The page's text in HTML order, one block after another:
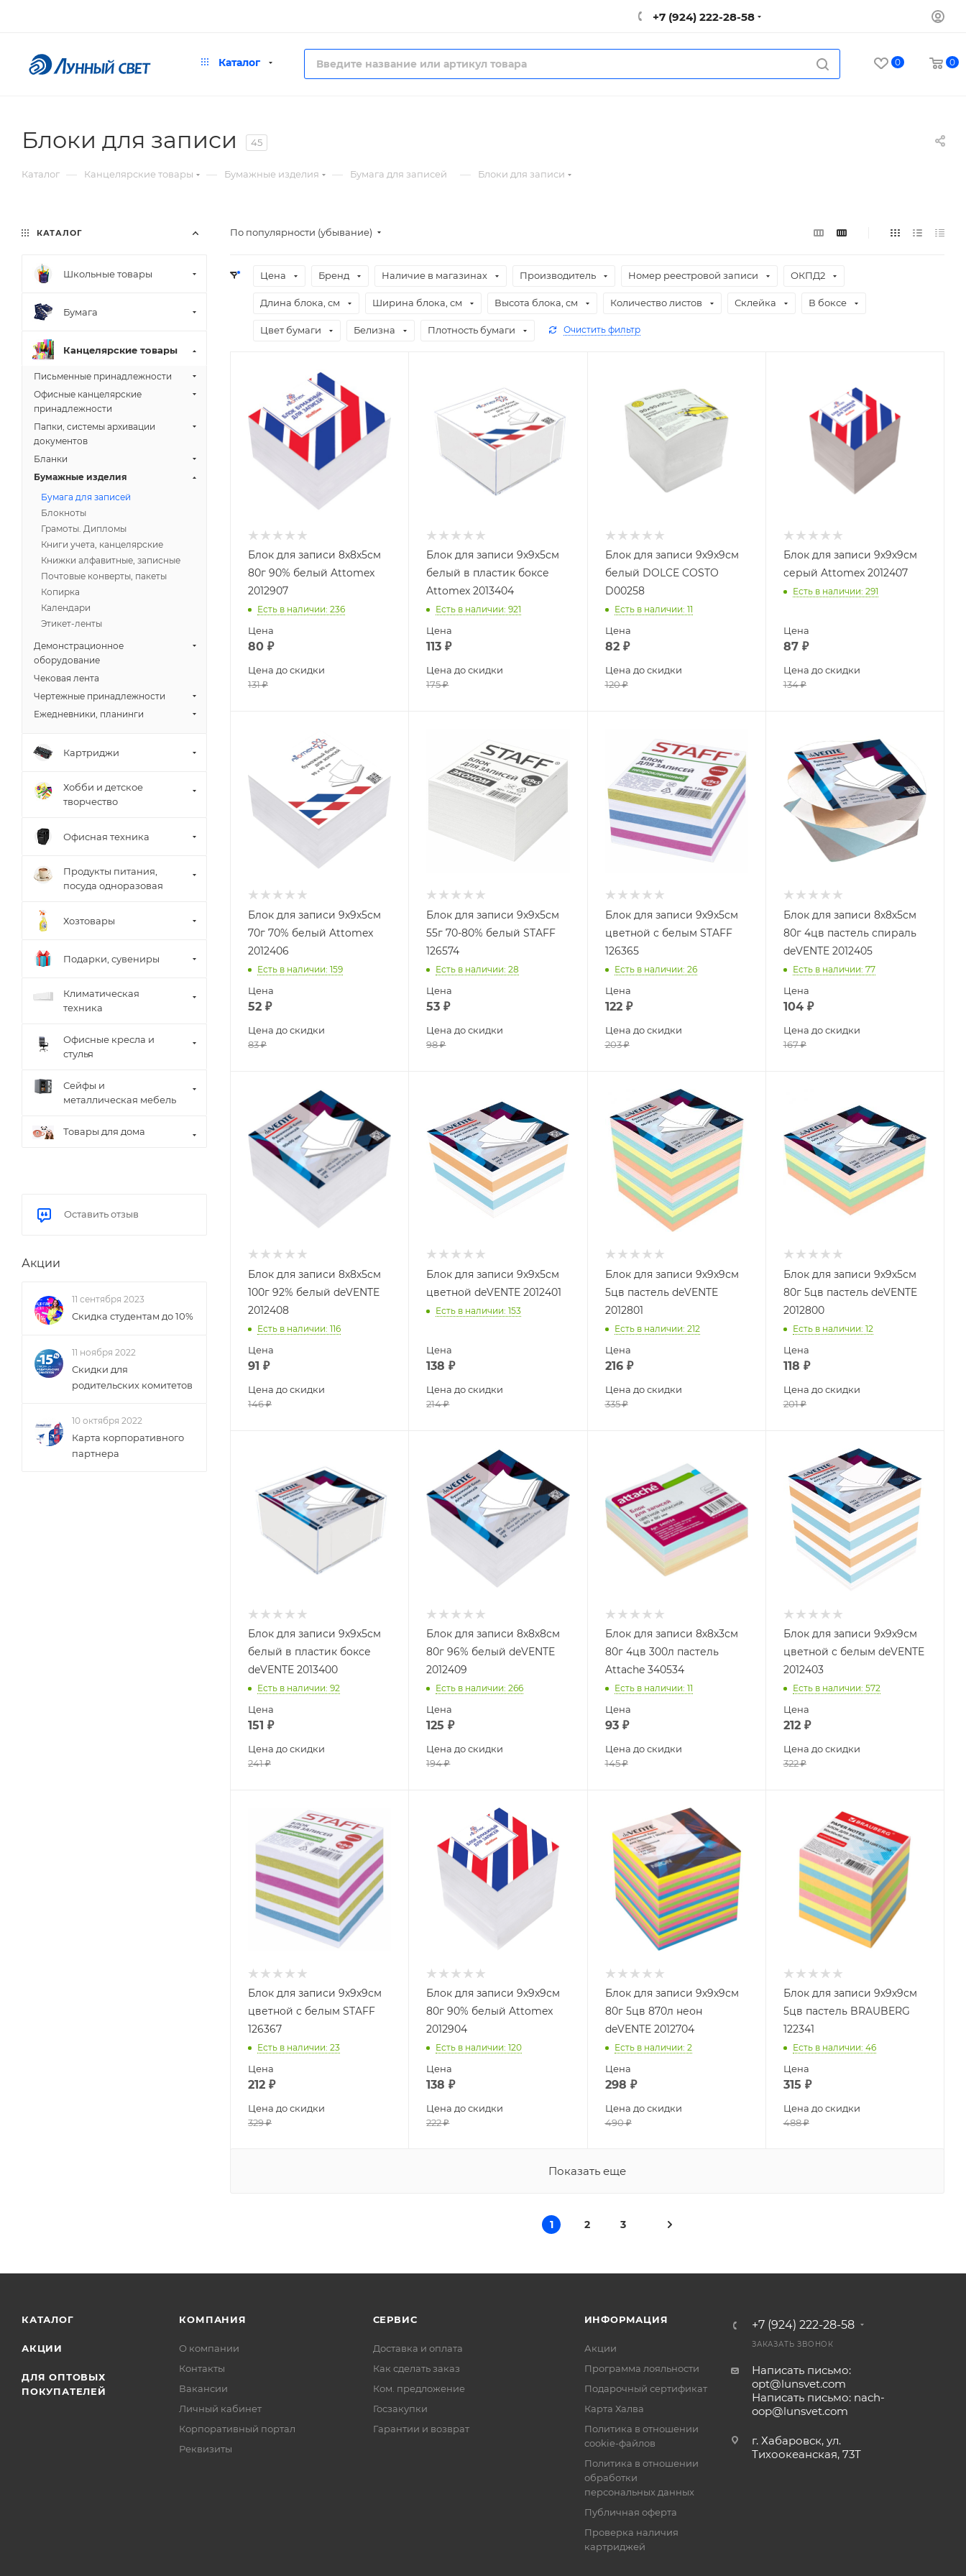
+7 (924) 222-28-58
Каталог 0 0
Блоки для записи 45
Каталог — Канцелярские товары — Бумажные изделия — Бумага для записей — Блоки для записи
По популярности (убывание)
Цена Бренд Наличие в магазинах Производитель Номер реестровой записи ОКПД2
Длина блока, см Ширина блока, см Высота блока, см Количество листов Склейка В боксе
Цвет бумаги Белизна Плотность бумаги Очистить фильтр
Блок для записи 8x8x5см
80г 90% белый Attomex
2012907
Есть в наличии: 236
Цена
80 ₽
Цена до скидки
131₽
Блок для записи 9х9х5см
белый в пластик боксе
Attomex 2013404
Есть в наличии: 921
Цена
113 ₽
Цена до скидки
175₽
Блок для записи 9х9х9см
белый DOLCE COSTO
D00258
Есть в наличии: 11
Цена
82₽
Цена до скидки
120₽
Блок для записи 9х9х9см
серый Attomex 2012407
Есть в наличии: 291
Цена
87₽
Цена до скидки
134₽
Блок для записи 9х9х5см
70г 70% белый Attomex
2012406
Есть в наличии: 159
Цена
52 ₽
Цена до скидки
83₽
Блок для записи 9х9х5см
55г 70-80% белый STAFF
126574
Есть в наличии: 28
Цена
53 ₽
Цена до скидки
98₽
Блок для записи 9х9х5см
цветной с белым STAFF
126365
Есть в наличии: 26
Цена
122₽
Цена до скидки
203₽
Блок для записи 8х8х5см
80г 4цв пастель спираль
deVENTE 2012405
Есть в наличии: 77
Цена
104₽
Цена до скидки
167₽
Блок для записи 8х8х5см
100г 92% белый deVENTE
2012408
Есть в наличии: 116
Цена
91 ₽
Цена до скидки
146₽
Блок для записи 9х9х5см
цветной deVENTE 2012401
Есть в наличии: 153
Цена
138 ₽
Цена до скидки
214₽
Блок для записи 9х9х9см
5цв пастель deVENTE
2012801
Есть в наличии: 212
Цена
216₽
Цена до скидки
335₽
Блок для записи 9х9х5см
80г 5цв пастель deVENTE
2012800
Есть в наличии: 12
Цена
118 ₽
Цена до скидки
201₽
Блок для записи 9х9х5см
белый в пластик боксе
deVENTE 2013400
Есть в наличии: 92
Цена
151 ₽
Цена до скидки
241₽
Блок для записи 8х8х8см
80г 96% белый deVENTE
2012409
Есть в наличии: 266
Цена
125 ₽
Цена до скидки
194₽
Блок для записи 8х8х3см
80г 4цв 300л пастель
Attache 340534
Есть в наличии: 11
Цена
93₽
Цена до скидки
145₽
Блок для записи 9х9х9см
цветной с белым deVENTE
2012403
Есть в наличии: 572
Цена
212₽
Цена до скидки
322₽
Блок для записи 9х9х9см
цветной с белым STAFF
126367
Есть в наличии: 23
Цена
212 ₽
Цена до скидки
329₽
Блок для записи 9x9x9см
80г 90% белый Attomex
2012904
Есть в наличии: 120
Цена
138 ₽
Цена до скидки
222₽
Блок для записи 9х9х9см
80г 5цв 870л неон
deVENTE 2012704
Есть в наличии: 2
Цена
298 ₽
Цена до скидки
490₽
Блок для записи 9х9х9см
5цв пастель BRAUBERG
122341
Есть в наличии: 46
Цена
315 ₽
Цена до скидки
488₽
Показать еще
1 2 3
КАТАЛОГ
Школьные товары
Бумага
Канцелярские товары
Письменные принадлежности
Офисные канцелярские
принадлежности
Папки, системы архивации
документов
Бланки
Бумажные изделия
Бумага для записей
Блокноты
Грамоты. Дипломы
Книги учета, канцелярские
Книжки алфавитные, записные
Почтовые конверты, пакеты
Копирка
Календари
Этикет-ленты
Демонстрационное
оборудование
Чековая лента
Чертежные принадлежности
Ежедневники, планинги
Картриджи
Хобби и детское
творчество
Офисная техника
Продукты питания,
посуда одноразовая
Хозтовары
Подарки, сувениры
Климатическая
техника
Офисные кресла и
стулья
Сейфы и
металлическая мебель
Товары для дома
Оставить отзыв
Акции
11 сентября 2023
Скидка студентам до 10%
11 ноября 2022
Скидки для
родительских комитетов
10 октября 2022
Карта корпоративного
партнера
КАТАЛОГ
АКЦИИ
ДЛЯ ОПТОВЫХ
ПОКУПАТЕЛЕЙ
КОМПАНИЯ
О компании
Контакты
Вакансии
Личный кабинет
Корпоративный портал
Реквизиты
СЕРВИС
Доставка и оплата
Как сделать заказ
Ком. предложение
Госзакупки
Гарантии и возврат
ИНФОРМАЦИЯ
Акции
Программа лояльности
Подарочный сертификат
Карта Халва
Политика в отношении
cookie-файлов
Политика в отношении
обработки
персональных данных
Публичная оферта
Проверка наличия
картриджей
+7 (924) 222-28-58
ЗАКАЗАТЬ ЗВОНОК
Написать письмо:
opt@lunsvet.com
Написать письмо: nach-
oop@lunsvet.com
г. Хабаровск, ул.
Тихоокеанская, 73Т